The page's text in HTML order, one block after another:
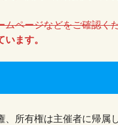
ムページなどをご確認く
ます。
、所有権は主催者に帰属